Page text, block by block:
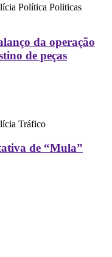
Política Politicas
da operação
de peças
Tráfico
de “Mula”